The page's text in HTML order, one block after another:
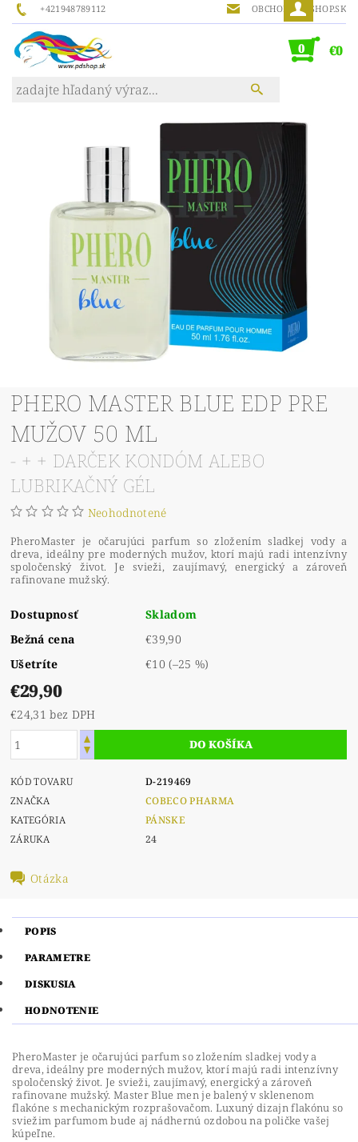
+421948789112 OBCHOD@PDSHOP.SK
0 €0
PHERO MASTER BLUE EDP PRE
MUŽOV 50 ML
- + + DARČEK KONDÓM ALEBO
LUBRIKAČNÝ GÉL
Neohodnotené
PheroMaster je očarujúci parfum so zložením sladkej vody a
dreva, ideálny pre moderných mužov, ktorí majú radi intenzívny
spoločenský život. Je svieži, zaujímavý, energický a zároveň
rafinovane mužský.
Dostupnosť
Skladom
Bežná cena
€39,90
Ušetríte
€10(–25 %)
€29,90
€24,31 bez DPH
KÓD TOVARU
D-219469
ZNAČKA
COBECO PHARMA
KATEGÓRIA
PÁNSKE
ZÁRUKA
24
Otázka
POPIS
PARAMETRE
DISKUSIA
HODNOTENIE
PheroMaster je očarujúci parfum so zložením sladkej vody a
dreva, ideálny pre moderných mužov, ktorí majú radi intenzívny
spoločenský život. Je svieži, zaujímavý, energický a zároveň
rafinovane mužský. Master Blue men je balený v sklenenom
flakóne s mechanickým rozprašovačom. Luxuný dizajn flakónu so
sviežim parfumom bude aj nádhernú ozdobou na poličke vašej
kúpeľne.